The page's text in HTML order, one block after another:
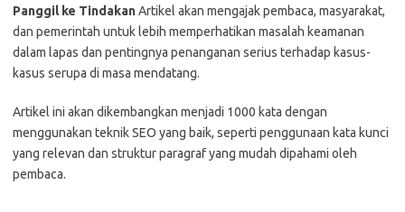
Panggil ke TindakanArtikel akan mengajak pembaca, masyarakat,
dan pemerintah untuk lebih memperhatikan masalah keamanan
dalam lapas dan pentingnya penanganan serius terhadap kasus-
kasus serupa di masa mendatang.
Artikel ini akan dikembangkan menjadi 1000 kata dengan
menggunakan teknik SEO yang baik, seperti penggunaan kata kunci
yang relevan dan struktur paragraf yang mudah dipahami oleh
pembaca.